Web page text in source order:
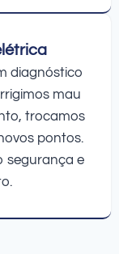
diagnóstico
mau
trocamos
pontos.
segurança e